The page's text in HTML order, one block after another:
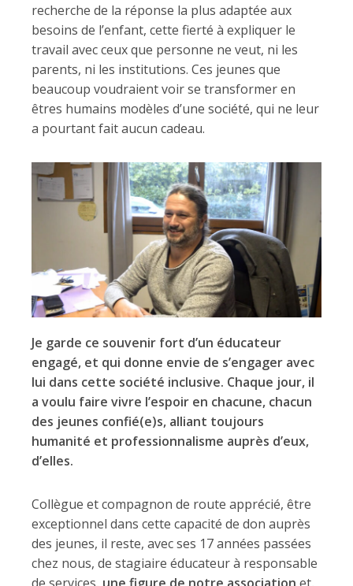
recherche de la réponse la plus adaptée aux
besoins de l’enfant, cette fierté à expliquer le
travail avec ceux que personne ne veut, ni les
parents, ni les institutions. Ces jeunes que
beaucoup voudraient voir se transformer en
êtres humains modèles d’une société, qui ne leur
a pourtant fait aucun cadeau.
Je garde ce souvenir fort d’un éducateur
engagé, et qui donne envie de s’engager avec
lui dans cette société inclusive. Chaque jour, il
a voulu faire vivre l’espoir en chacune, chacun
des jeunes confié(e)s, alliant toujours
humanité et professionnalisme auprès d’eux,
d’elles.
Collègue et compagnon de route apprécié, être
exceptionnel dans cette capacité de don auprès
des jeunes, il reste, avec ses 17 années passées
chez nous, de stagiaire éducateur à responsable